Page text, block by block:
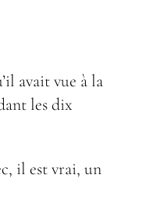
avait vue à la
les dix
il est vrai, un